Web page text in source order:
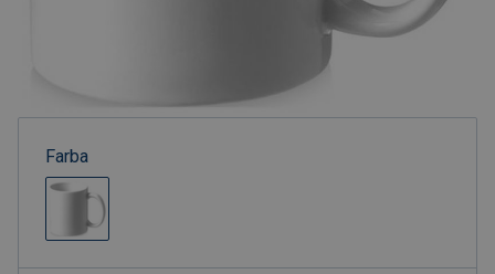
Farba